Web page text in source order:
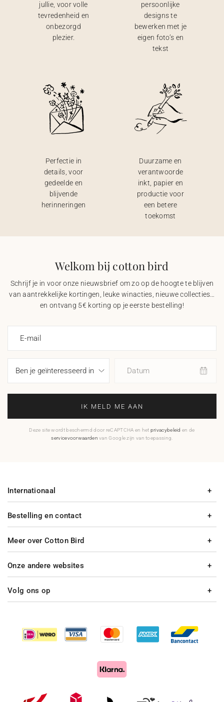
jullie, voor volle
tevredenheid en
onbezorgd
plezier.
persoonlijke
designs te
bewerken met je
eigen foto’s en
tekst
Perfectie in
details, voor
gedeelde en
blijvende
herinneringen
Duurzame en
verantwoorde
inkt, papier en
productie voor
een betere
toekomst
Welkom bij cotton bird
Schrijf je in voor onze nieuwsbrief om zo op de hoogte te blijven
van aantrekkelijke kortingen, leuke winacties, nieuwe collecties…
en ontvang 5€ korting op je eerste bestelling!
E-mail
Datum
IK MELD ME AAN
Deze site wordt beschermd door reCAPTCHA en het privacybeleid en de
servicevoorwaarden van Google zijn van toepassing.
Bestelling en contact
Meer over Cotton Bird
Internationaal
Onze andere websites
Volg ons op